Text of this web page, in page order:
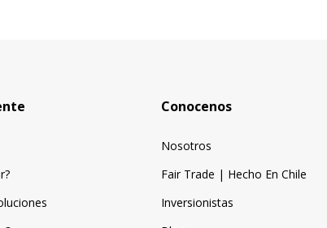
Conocenos
Nosotros
Fair Trade | Hecho En Chile
Inversionistas